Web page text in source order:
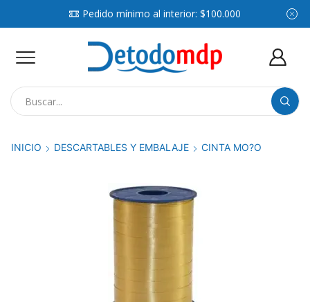
Pedido mínimo al interior: $100.000
INICIO DESCARTABLES Y EMBALAJE CINTA MO?O